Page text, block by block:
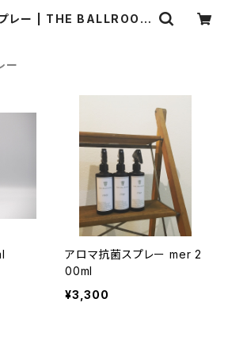
レー | THE BALLROOM
ー
アロマ抗菌スプレー mer 2
00ml
¥3,300